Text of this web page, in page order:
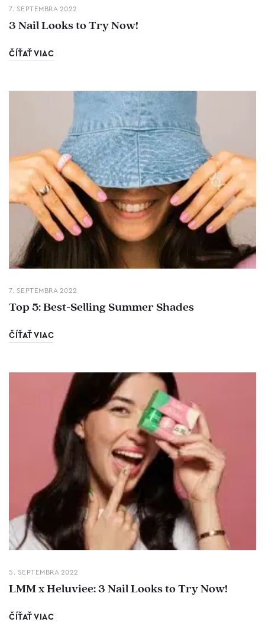
7. SEPTEMBRA 2022
3 Nail Looks to Try Now!
ČÍŤAŤ VIAC
7. SEPTEMBRA 2022
Top 5: Best-Selling Summer Shades
ČÍŤAŤ VIAC
5. SEPTEMBRA 2022
LMM x Heluviee: 3 Nail Looks to Try Now!
ČÍŤAŤ VIAC